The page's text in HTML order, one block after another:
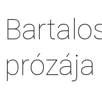
prózája